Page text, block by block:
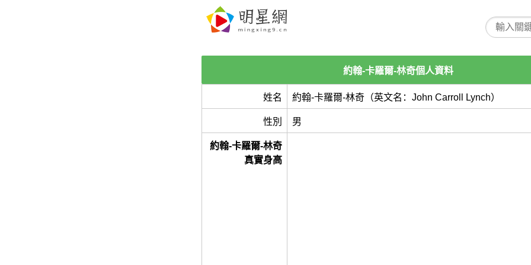
約翰-卡羅爾-林奇個人資料
姓名 約翰-卡羅爾-林奇（英文名：John Carroll Lynch）
性別 男
約翰-卡羅爾-林奇
真實身高